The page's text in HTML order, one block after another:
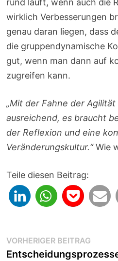
rund läuft, wenn auch die
wirklich Verbesserungen
genau daran liegen, dass
die gruppendynamische
gut, wenn man dann auf
zugreifen kann.
„Mit der Fahne der
ausreichend, es braucht
der Reflexion und eine
Veränderungskultur.“Wie
Teile diesen Beitrag:
VORHERIGER BEITRAG